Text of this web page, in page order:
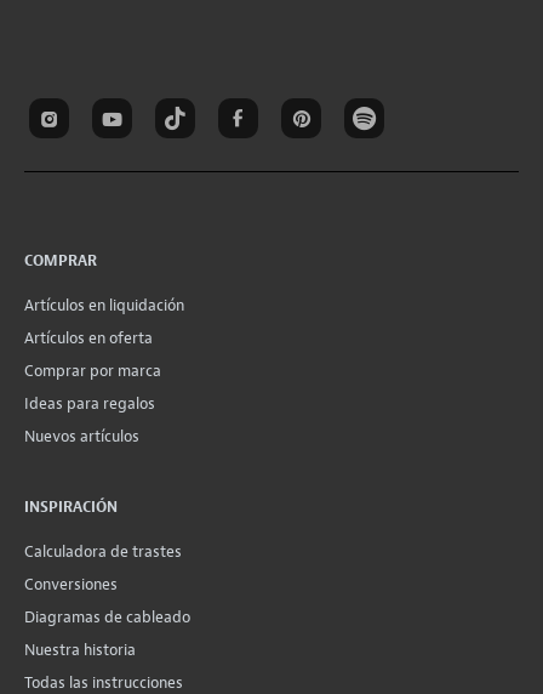
COMPRAR
Artículos en liquidación
Artículos en oferta
Comprar por marca
Ideas para regalos
Nuevos artículos
INSPIRACIÓN
Calculadora de trastes
Conversiones
Diagramas de cableado
Nuestra historia
Todas las instrucciones